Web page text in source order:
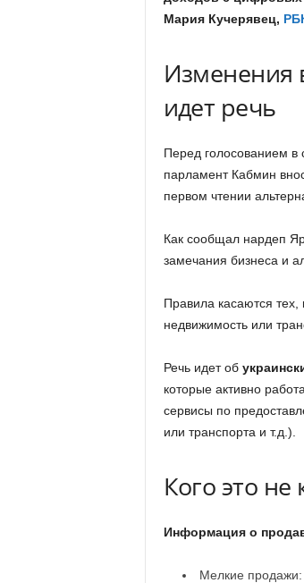
Мария Кучерявец,
Изменения
идет речь
Перед голосованием в
парламент Кабмин
первом чтении
Как сообщал нардеп
замечания бизнеса и
Правила касаются тех,
недвижимость или
Речь идет об
которые активно
сервисы по
или транспорта и т.д.).
Кого это не
Информация о
Мелкие